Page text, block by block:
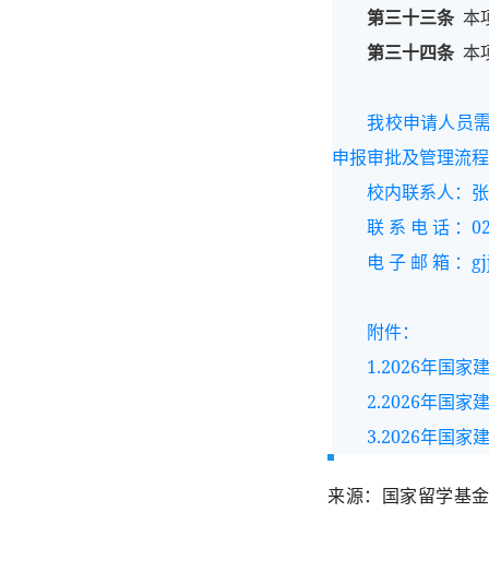
第三十三条本
第三十四条本
我校申请人员需
申报审批及管理流
校内联系人：张
联 系 电 话 ：
电 子 邮 箱 ：
附件：
1.2026年国家
2.2026年国家
3.2026年国家
来源：国家留学基